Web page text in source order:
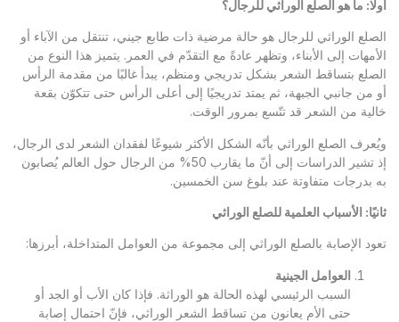
أولًا: ما هو الصلع الوراثي للرجال؟
الصلع الوراثي للرجال هو حالة مرضية ذات طابع جيني، تنتقل من الآباء أو
الأمهات إلى الأبناء، وتظهر عادةً مع التقدّم في العمر. يتميز هذا النوع من
الصلع بتساقط الشعر بشكل تدريجي ومنظم، يبدأ غالبًا من مقدمة الرأس
أو من جانبي الجبهة، ثم يمتد تدريجيًا إلى أعلى الرأس حتى تتكوّن بقعة
خالية من الشعر قد تتّسع بمرور الوقت.
ويُعرف الصلع الوراثي بأنّه الشكل الأكثر شيوعًا لفقدان الشعر لدى الرجال،
إذ تشير الدراسات إلى أنّ ما يقارب 50% من الرجال حول العالم يُصابون
به بدرجات متفاوتة عند بلوغ سن الخمسين.
ثانيًا: الأسباب العلمية للصلع الوراثي
تعود الإصابة بالصلع الوراثي إلى مجموعة من العوامل المتداخلة، أبرزها:
العوامل الجينية
السبب الرئيسي لهذه الحالة هو الوراثة. فإذا كان الأب أو الجد أو
حتى الأم يعانون من تساقط الشعر الوراثي، فإنّ احتمال إصابة